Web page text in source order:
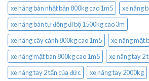
xe nâng bàn nhật bản 800kg cao 1m5
xe nâng
xe nâng bán tự động đi bộ 1500kg cao 3m
xe nâng cây cảnh 800kg cao 1m5
xe nâng mặt
xe nâng mặt bàn 800kg cao 1m5
xe nâng tay 2
xe nâng tay 2 tấn của đức
xe nâng tay 2000kg